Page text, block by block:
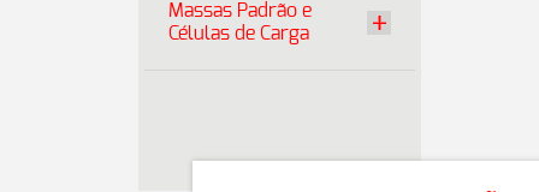
Massas Padrão e
Células de Carga